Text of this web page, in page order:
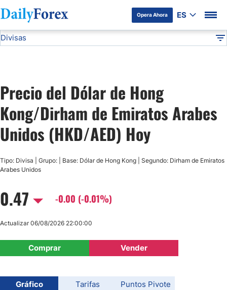
Opera Ahora ES
Divulgación del Anunciante
Divisas
USD/JPY
GBP/USD
USD/CHF
Precio del Dólar de Hong
Kong/Dirham de Emiratos Arabes
Unidos (HKD/AED) Hoy
Tipo: Divisa | Grupo: | Base: Dólar de Hong Kong | Segundo: Dirham de Emiratos
Arabes Unidos
0.47 -0.00 (-0.01%)
Comprar Vender
Actualizar 06/08/2026 22:00:00
Gráfico Tarifas Puntos Pivote